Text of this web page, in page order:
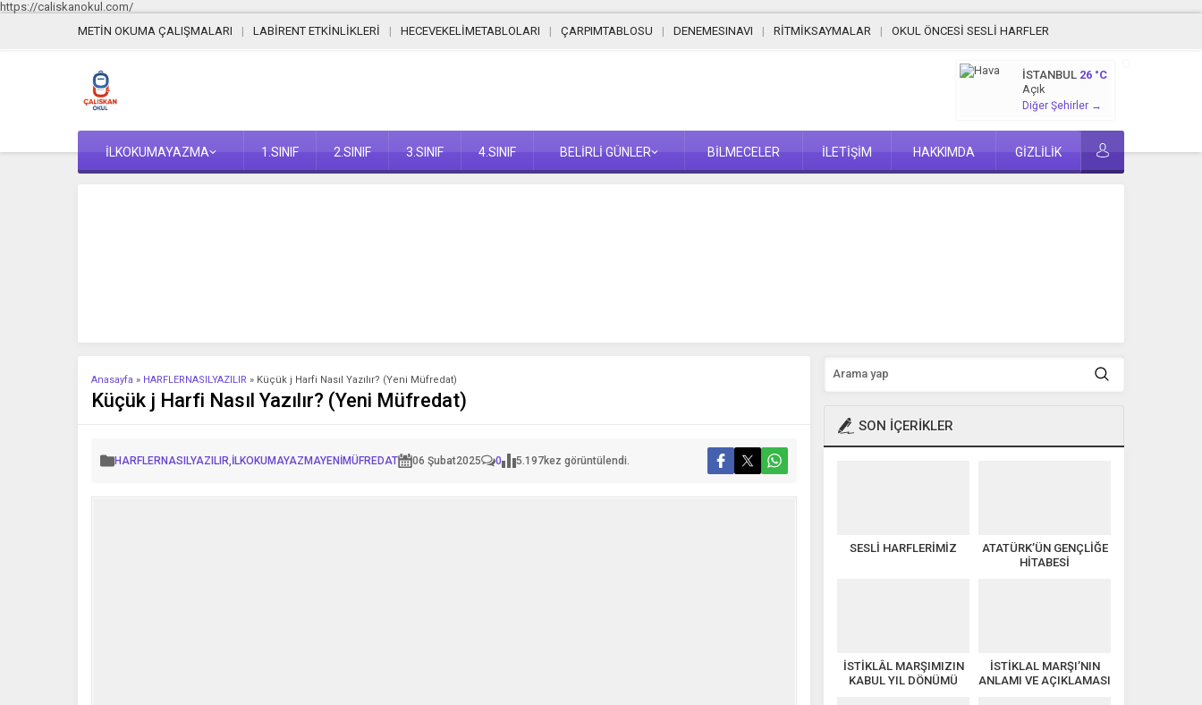
https://caliskanokul.com/
METİN OKUMA ÇALIŞMALARI
LABİRENT ETKİNLİKLERİ HECEVEKELİMETABLOLARI ÇARPIMTABLOSU DENEMESINAVI RİTMİKSAYMALAR OKUL ÖNCESİ SESLİ HARFLER
İSTANBUL 26 °C
Açık
Diğer Şehirler →
İLKOKUMAYAZMA 1.SINIF 2.SINIF 3.SINIF 4.SINIF BELİRLİ GÜNLER BİLMECELER İLETİŞİM HAKKIMDA GİZLİLİK
Anasayfa » HARFLERNASILYAZILIR » Küçük j Harfi Nasıl Yazılır? (Yeni Müfredat)
Küçük j Harfi Nasıl Yazılır? (Yeni Müfredat)
HARFLERNASILYAZILIR İLKOKUMAYAZMAYENİMÜFREDAT 06 Şubat2025 0 5.197kez görüntülendi.
SON İÇERİKLER
SESLİ HARFLERİMİZ
ATATÜRK’ÜN GENÇLİĞE
HİTABESİ
İSTİKLÂL MARŞIMIZIN
KABUL YIL DÖNÜMÜ
İSTİKLAL MARŞI’NIN
ANLAMI VE AÇIKLAMASI